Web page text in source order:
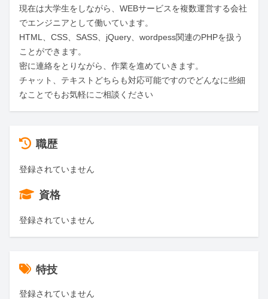
現在は大学生をしながら、WEBサービスを複数運営する会社
でエンジニアとして働いています。
HTML、CSS、SASS、jQuery、wordpess関連のPHPを扱う
ことができます。
密に連絡をとりながら、作業を進めていきます。
チャット、テキストどちらも対応可能ですのでどんなに些細
なことでもお気軽にご相談ください
職歴
登録されていません
資格
登録されていません
特技
登録されていません